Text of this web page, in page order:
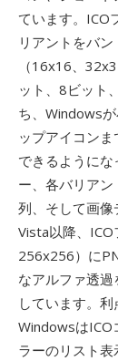
ています。ICO
リアントをバ
（16x16、
ット、8ビット
ち、Windows
ップアイコン
できるように
ー、各バリア
列、そして画
Vista以降、
256x256）に
なアルファ透
しています。
WindowsはICO
ラーのリスト